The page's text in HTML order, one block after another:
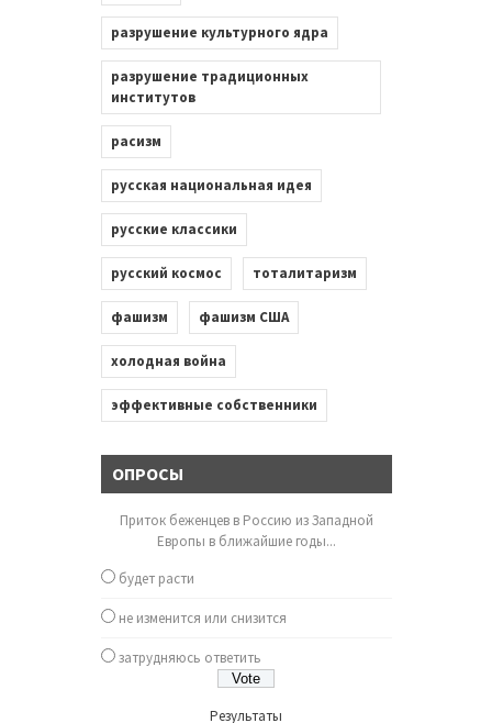
разрушение культурного ядра
разрушение традиционных
институтов
расизм
русская национальная идея
русские классики
русский космос тоталитаризм
фашизм фашизм США
холодная война
эффективные собственники
ОПРОСЫ
Приток беженцев в Россию из Западной
Европы в ближайшие годы...
будет расти
не изменится или снизится
затрудняюсь ответить
Результаты